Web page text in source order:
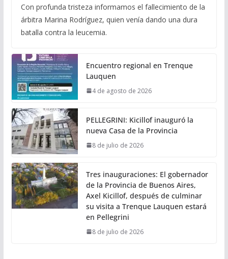
Con profunda tristeza informamos el fallecimiento de la
árbitra Marina Rodríguez, quien venía dando una dura
batalla contra la leucemia.
Encuentro regional en Trenque
Lauquen
4 de agosto de 2026
PELLEGRINI: Kicillof inauguró la
nueva Casa de la Provincia
8 de julio de 2026
Tres inauguraciones: El gobernador
de la Provincia de Buenos Aires,
Axel Kicillof, después de culminar
su visita a Trenque Lauquen estará
en Pellegrini
8 de julio de 2026